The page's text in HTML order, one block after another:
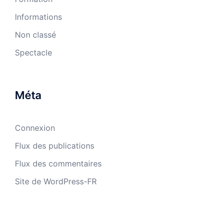
Informations
Non classé
Spectacle
Méta
Connexion
Flux des publications
Flux des commentaires
Site de WordPress-FR